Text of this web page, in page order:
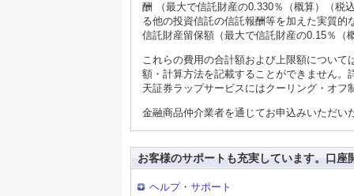
酬 （最大で信託財産の0.330％（概算）（税
る他の投資信託の信託報酬等を加えた実質
信託財産留保額（最大で信託財産の0.15％（
これらの費用の合計額および上限額につい
額・計算方法を記載することができません
天証券ラップサービスにはクーリング・オフ
金融商品仲介業者を通じてお申込みいただ
お客様のサポートも充実しています。口
ヘルプ・サポート